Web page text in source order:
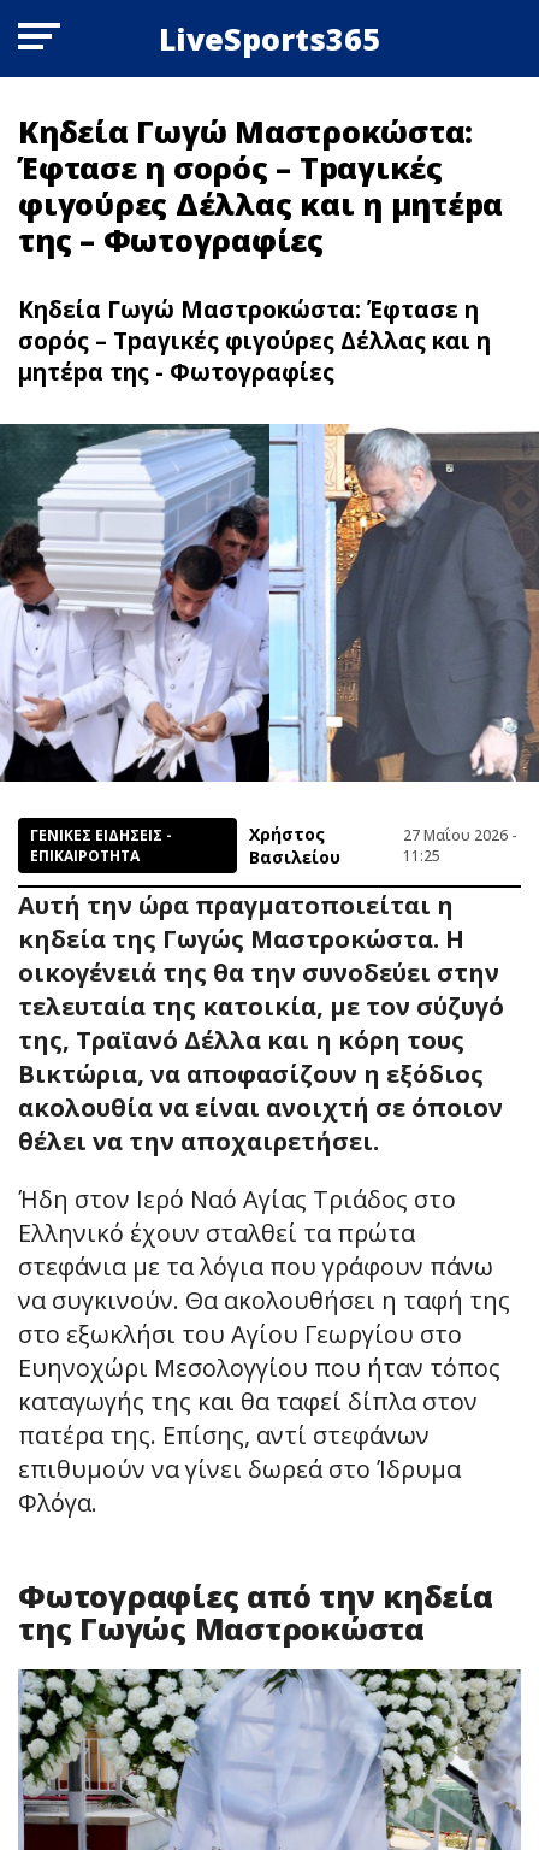
LiveSports365
Κηδεία Γωγώ Μαστροκώστα:
Έφτασε η σορός – Τpαγικές
φιγούρες Δέλλας και η μητέpα
της – Φωτoγραφίες
Κηδεία Γωγώ Μαστροκώστα: Έφτασε η
σορός – Τpαγικές φιγούρες Δέλλας και η
μητέpα της - Φωτoγραφίες
ΓΕΝΙΚΕΣ ΕΙΔΗΣΕΙΣ -
ΕΠΙΚΑΙΡΟΤΗΤΑ
Χρήστος
Βασιλείου
27 Μαΐου 2026 -
11:25
Αυτή την ώρα πραγματοποιείται η
κηδεία της Γωγώς Μαστροκώστα. Η
οικογένειά της θα την συνοδεύει στην
τελευταία της κατοικία, με τον σύζυγό
της, Τραϊανό Δέλλα και η κόρη τους
Βικτώρια, να αποφασίζουν η εξόδιος
ακολουθία να είναι ανοιχτή σε όποιον
θέλει να την αποχαιρετήσει.
Ήδη στον Ιερό Ναό Αγίας Τριάδος στο
Ελληνικό έχουν σταλθεί τα πρώτα
στεφάνια με τα λόγια που γράφουν πάνω
να συγκινούν. Θα ακολουθήσει η ταφή της
στο εξωκλήσι του Αγίου Γεωργίου στο
Ευηνοχώρι Μεσολογγίου που ήταν τόπος
καταγωγής της και θα ταφεί δίπλα στον
πατέρα της. Επίσης, αντί στεφάνων
επιθυμούν να γίνει δωρεά στο Ίδρυμα
Φλόγα.
Φωτογραφίες από την κηδεία
της Γωγώς Μαστροκώστα